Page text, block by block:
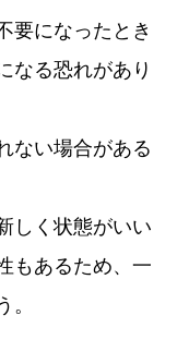
要になったとき
なる恐れがあり
ない場合がある
しく状態がいい
もあるため、一
。